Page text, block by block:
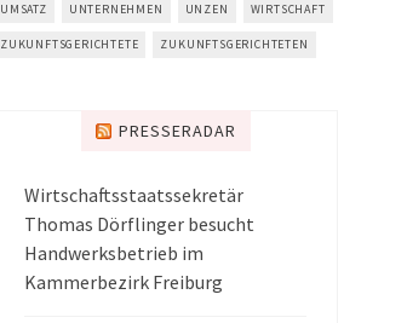
UMSATZ UNTERNEHMEN UNZEN WIRTSCHAFT
ZUKUNFTSGERICHTETE ZUKUNFTSGERICHTETEN
PRESSERADAR
Wirtschaftsstaatssekretär
Thomas Dörflinger besucht
Handwerksbetrieb im
Kammerbezirk Freiburg